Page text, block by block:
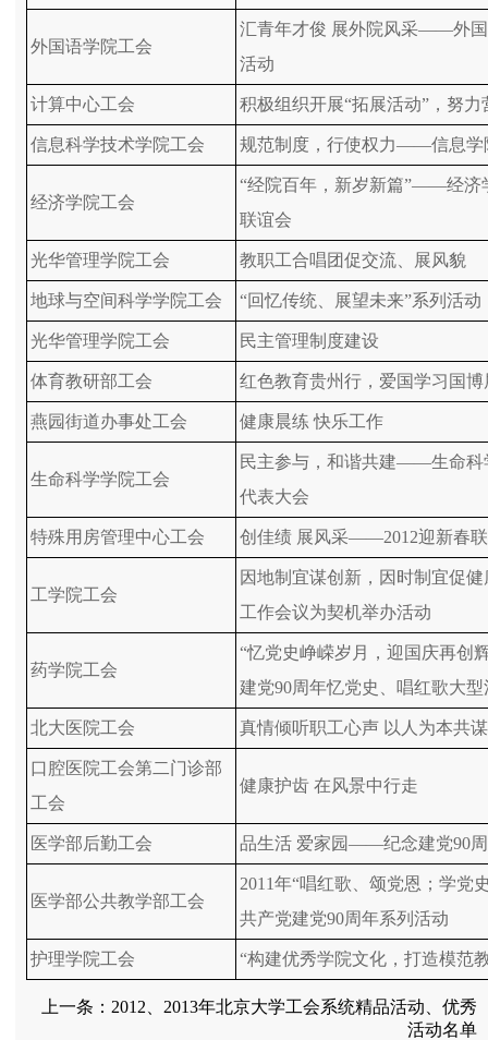
外国语学院工会
汇青年才俊 展外院风采——外
活动
计算中心工会 积极组织开展“拓展活动”，努力
信息科学技术学院工会 规范制度，行使权力——信息学
经济学院工会
“经院百年，新岁新篇”——经济
联谊会
光华管理学院工会 教职工合唱团促交流、展风貌
地球与空间科学学院工会 “回忆传统、展望未来”系列活动
光华管理学院工会 民主管理制度建设
体育教研部工会 红色教育贵州行，爱国学习国博
燕园街道办事处工会 健康晨练 快乐工作
生命科学学院工会
民主参与，和谐共建——生命科
代表大会
特殊用房管理中心工会 创佳绩 展风采——2012迎新春
工学院工会
因地制宜谋创新，因时制宜促
工作会议为契机举办活动
药学院工会
“忆党史峥嵘岁月，迎国庆再
建党90周年忆党史、唱红歌大型
北大医院工会 真情倾听职工心声 以人为本共
口腔医院工会第二门诊部
工会
健康护齿 在风景中行走
医学部后勤工会 品生活 爱家园——纪念建党90
医学部公共教学部工会
2011年“唱红歌、颂党恩；学
共产党建党90周年系列活动
护理学院工会 “构建优秀学院文化，打造模范
上一条： 2012、2013年北京大学工会系统精品活动、优秀
活动名单